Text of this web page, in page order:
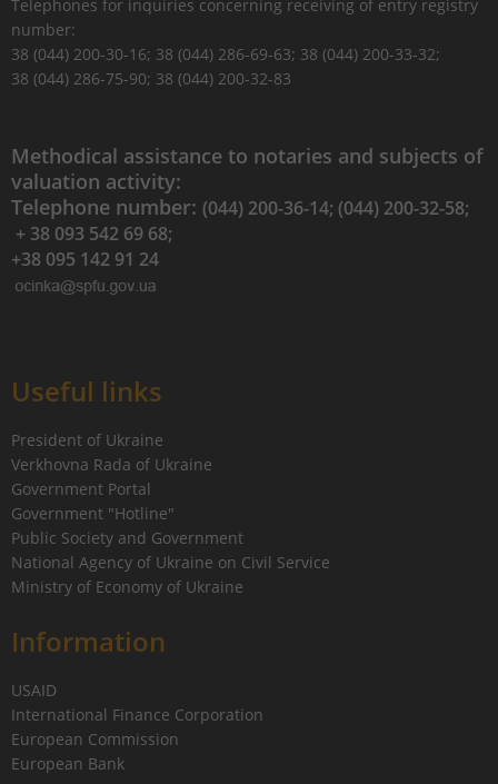
Telephones for inquiries concerning receiving of entry registry
number:
38 (044) 200-30-16; 38 (044) 286-69-63; 38 (044) 200-33-32;
38 (044) 286-75-90; 38 (044) 200-32-83
Methodical assistance to notaries and subjects of
valuation activity:
Telephone number: (044) 200-36-14; (044) 200-32-58;
+ 38 093 542 69 68;
+38 095 142 91 24
Useful links
President of Ukraine
Verkhovna Rada of Ukraine
Government Portal
Government "Hotline"
Public Society and Government
National Agency of Ukraine on Civil Service
Ministry of Economy of Ukraine
Information
USAID
International Finance Corporation
European Commission
European Bank